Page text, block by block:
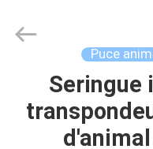
MAISON
PRODUITS
Technology
Puce
Seringue